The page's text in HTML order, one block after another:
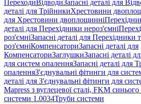
ПереходиВідводиЗапасні деталі для
деталі для ТрійникиХрестовини
для Хрестовини двоплощинні
деталі для Перехідники нероз'ємні
роз'ємніЗапасні деталі для Перехідники
роз'ємніКомпенсаториЗапасні деталі для
КомпенсаториЗаглушкиЗапасні деталі
для систем опаленняЗапасні деталі для
опаленняЗ'єднувальні фітинги для
деталі для З'єднувальні фітинги для
Mapress з вуглецевої сталі, FKM
системи 1.0034Труби системи